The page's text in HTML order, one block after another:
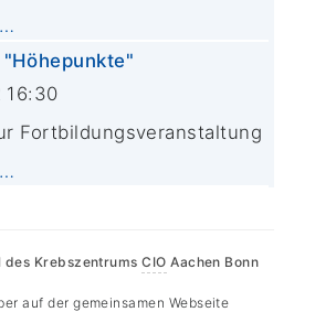
16:30
Fortbildungsveranstaltung
des KrebszentrumsCIO Aachen Bonn
auf der gemeinsamen Webseite